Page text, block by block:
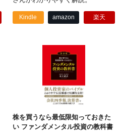
Kindle amazon 楽天
株を買うなら最低限知っておきた
い ファンダメンタル投資の教科書